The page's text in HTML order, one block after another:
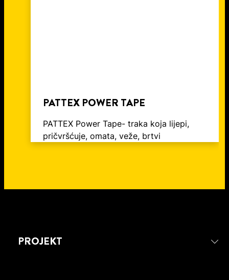
PATTEX POWER TAPE
PATTEX Power Tape- traka koja lijepi,
pričvršćuje, omata, veže, brtvi
PROJEKT